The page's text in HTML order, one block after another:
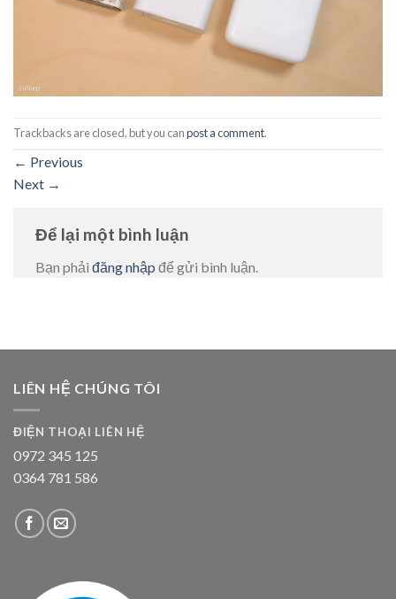
Trackbacks are closed, but you canpost a comment.
← Previous
Next →
Để lại một bình luận
Bạn phải đăng nhập để gửi bình luận.
LIÊN HỆ CHÚNG TÔI
ĐIỆN THOẠI LIÊN HỆ
0972 345 125
0364 781 586